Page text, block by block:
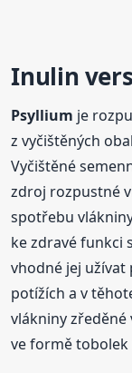
Inulin
Psyllium je
z vyčištěných
Vyčištěné
zdroj rozpustné
spotřebu
ke zdravé funkci
vhodné jej užívat
potížích a v
vlákniny zředěné
ve formě tobolek